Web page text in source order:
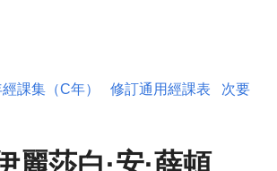
課集（C年） 修訂通用經課表
次要
麗莎白·安·薛頓